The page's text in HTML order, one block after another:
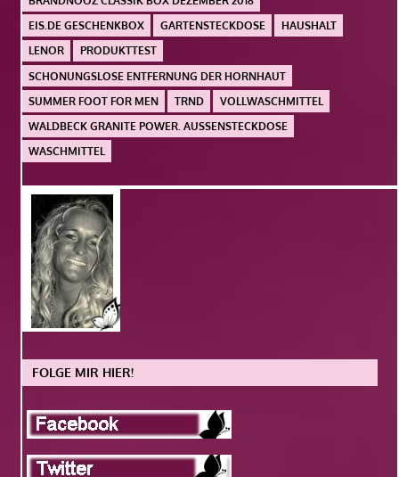
EIS.DE GESCHENKBOX
GARTENSTECKDOSE
HAUSHALT
LENOR
PRODUKTTEST
SCHONUNGSLOSE ENTFERNUNG DER HORNHAUT
SUMMER FOOT FOR MEN
TRND
VOLLWASCHMITTEL
WALDBECK GRANITE POWER. AUSSENSTECKDOSE
WASCHMITTEL
FOLGE MIR HIER!